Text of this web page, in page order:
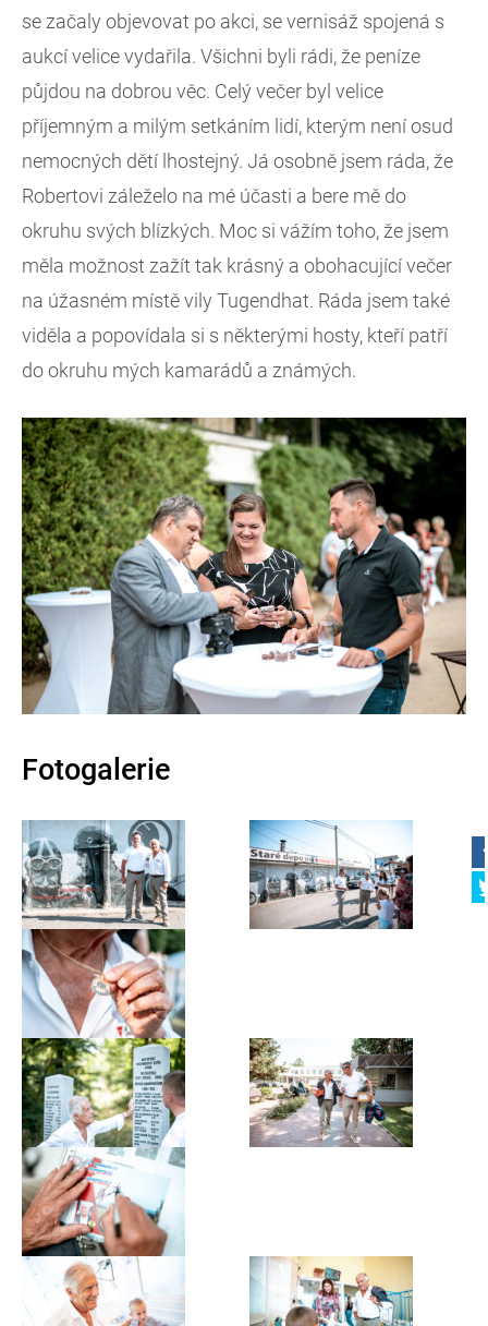
se začaly objevovat po akci, se vernisáž spojená s
aukcí velice vydařila. Všichni byli rádi, že peníze
půjdou na dobrou věc. Celý večer byl velice
příjemným a milým setkáním lidí, kterým není osud
nemocných dětí lhostejný. Já osobně jsem ráda, že
Robertovi záleželo na mé účasti a bere mě do
okruhu svých blízkých. Moc si vážím toho, že jsem
měla možnost zažít tak krásný a obohacující večer
na úžasném místě vily Tugendhat. Ráda jsem také
viděla a popovídala si s některými hosty, kteří patří
do okruhu mých kamarádů a známých.
Fotogalerie